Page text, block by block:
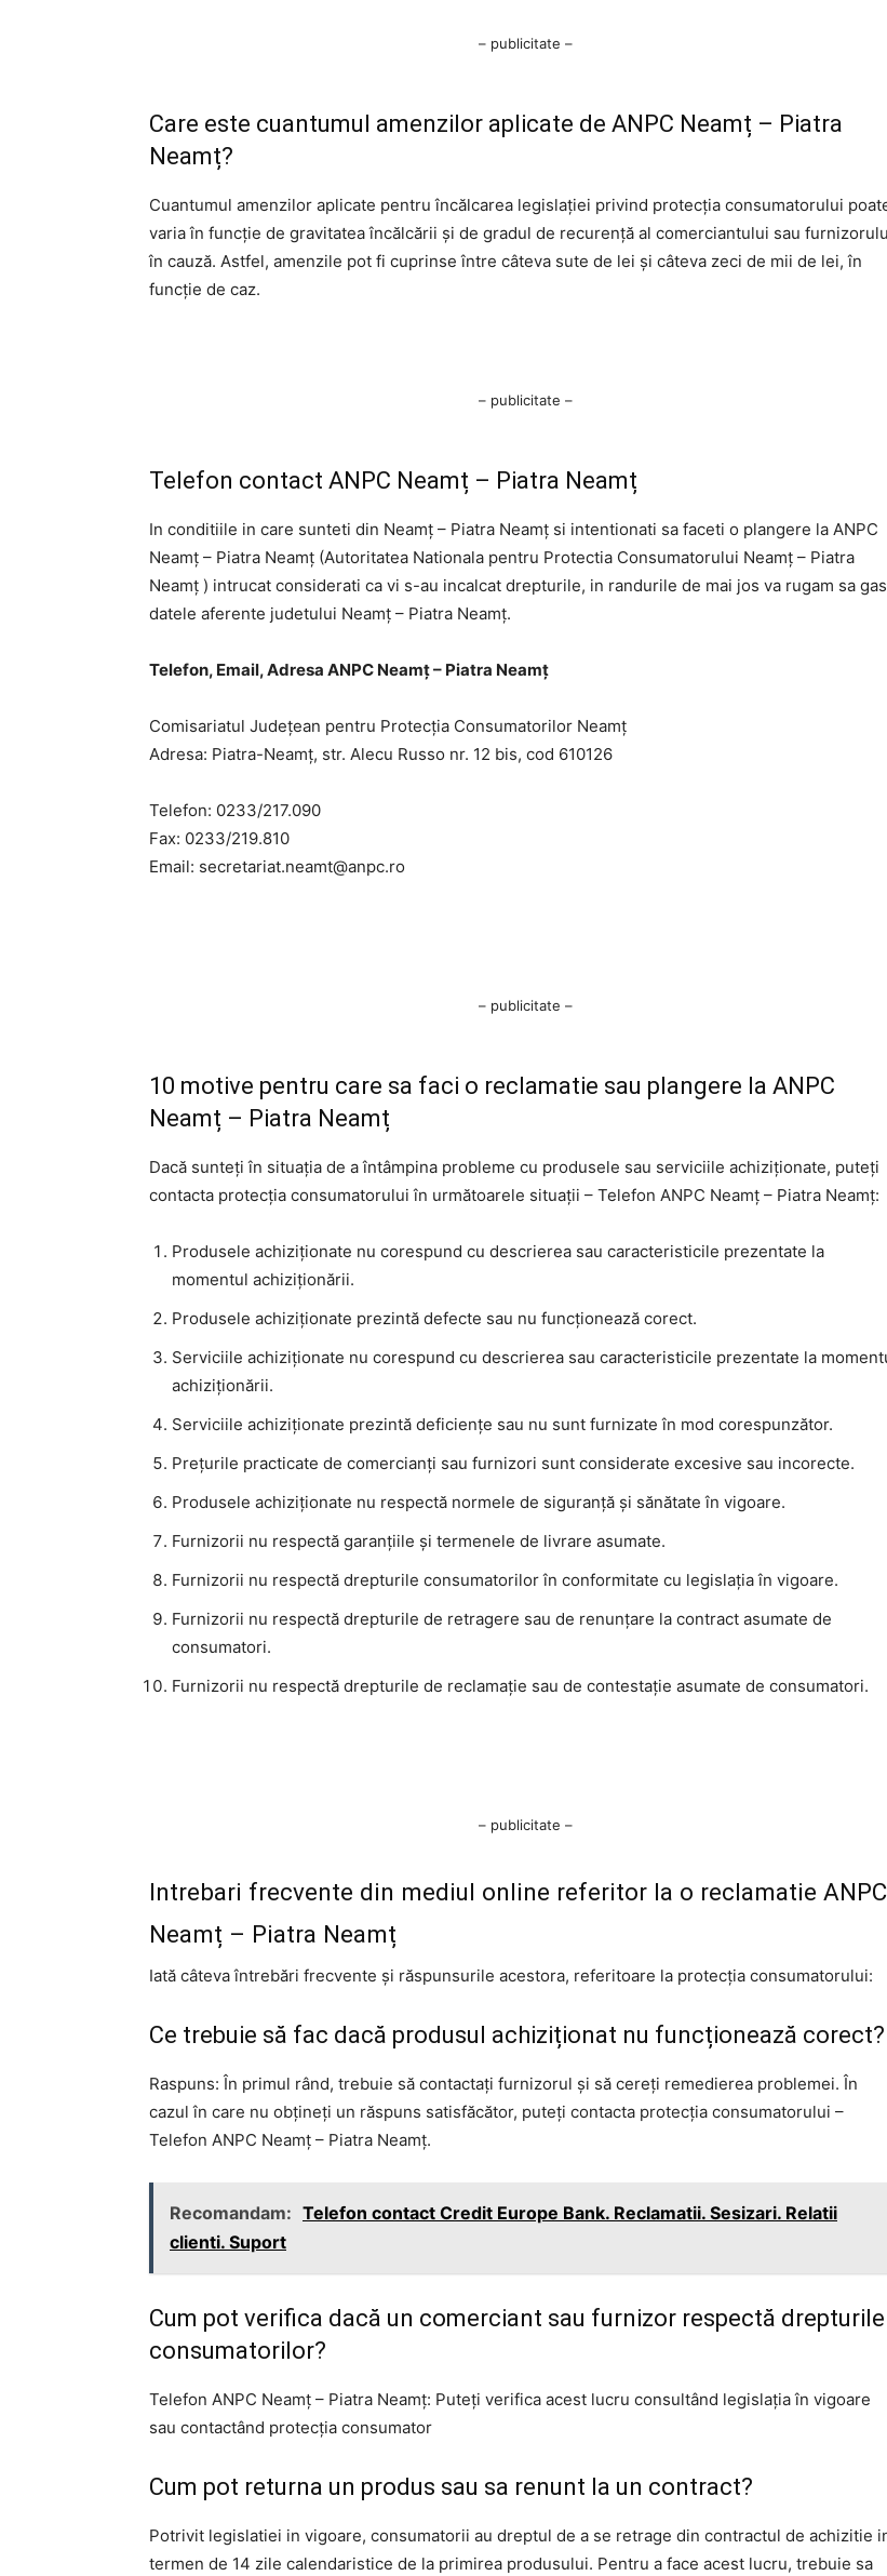
– publicitate –
Care este cuantumul amenzilor aplicate de ANPC Neamț – Piatra
Neamț?
Cuantumul amenzilor aplicate pentru încălcarea legislației privind protecția consumatorului
varia în funcție de gravitatea încălcării și de gradul de recurență al comerciantului sau
în cauză. Astfel, amenzile pot fi cuprinse între câteva sute de lei și câteva zeci de mii de lei, în
funcție de caz.
– publicitate –
Telefon contact ANPC Neamț – Piatra Neamț
In conditiile in care sunteti din Neamț – Piatra Neamț si intentionati sa faceti o plangere la ANPC
Neamț – Piatra Neamț (Autoritatea Nationala pentru Protectia Consumatorului Neamț – Piatra
Neamț ) intrucat considerati ca vi s-au incalcat drepturile, in randurile de mai jos va rugam sa
datele aferente judetului Neamț – Piatra Neamț.
Telefon, Email, Adresa ANPC Neamț – Piatra Neamț
Comisariatul Judeţean pentru Protecţia Consumatorilor Neamţ
Adresa: Piatra-Neamţ, str. Alecu Russo nr. 12 bis, cod 610126
Telefon: 0233/217.090
Fax: 0233/219.810
Email: secretariat.neamt@anpc.ro
– publicitate –
10 motive pentru care sa faci o reclamatie sau plangere la ANPC
Neamț – Piatra Neamț
Dacă sunteți în situația de a întâmpina probleme cu produsele sau serviciile achiziționate, puteți
contacta protecția consumatorului în următoarele situații – Telefon ANPC Neamț – Piatra Neamț:
Produsele achiziționate nu corespund cu descrierea sau caracteristicile prezentate la
momentul achiziționării.
Produsele achiziționate prezintă defecte sau nu funcționează corect.
Serviciile achiziționate nu corespund cu descrierea sau caracteristicile prezentate la
achiziționării.
Serviciile achiziționate prezintă deficiențe sau nu sunt furnizate în mod corespunzător.
Prețurile practicate de comercianți sau furnizori sunt considerate excesive sau incorecte.
Produsele achiziționate nu respectă normele de siguranță și sănătate în vigoare.
Furnizorii nu respectă garanțiile și termenele de livrare asumate.
Furnizorii nu respectă drepturile consumatorilor în conformitate cu legislația în vigoare.
Furnizorii nu respectă drepturile de retragere sau de renunțare la contract asumate de
consumatori.
Furnizorii nu respectă drepturile de reclamație sau de contestație asumate de consumatori.
– publicitate –
Intrebari frecvente din mediul online referitor la o reclamatie ANPC
Neamț – Piatra Neamț
Iată câteva întrebări frecvente și răspunsurile acestora, referitoare la protecția consumatorului:
Ce trebuie să fac dacă produsul achiziționat nu funcționează corect?
Raspuns: În primul rând, trebuie să contactați furnizorul și să cereți remedierea problemei. În
cazul în care nu obțineți un răspuns satisfăcător, puteți contacta protecția consumatorului –
Telefon ANPC Neamț – Piatra Neamț.
Recomandam: Telefon contact Credit Europe Bank. Reclamatii. Sesizari. Relatii
clienti. Suport
Cum pot verifica dacă un comerciant sau furnizor respectă drepturile
consumatorilor?
Telefon ANPC Neamț – Piatra Neamț: Puteți verifica acest lucru consultând legislația în vigoare
sau contactând protecția consumator
Cum pot returna un produs sau sa renunt la un contract?
Potrivit legislatiei in vigoare, consumatorii au dreptul de a se retrage din contractul de achizitie
termen de 14 zile calendaristice de la primirea produsului. Pentru a face acest lucru, trebuie sa